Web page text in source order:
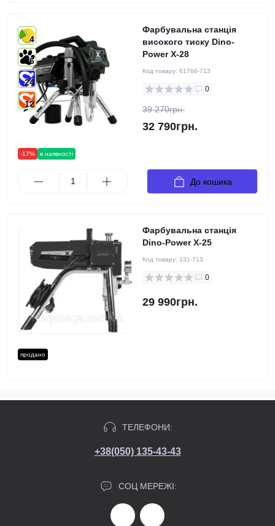
-17% в наявності
4
6
24
12
Фарбувальна станція
високого тиску Dino-
Power X-28
Код товару: 61766-713
0
39 270грн.
32 790грн.
До кошика
продано
Фарбувальна станція
Dino-Power X-25
Код товару: 131-713
0
29 990грн.
ТЕЛЕФОНИ:
+38(050) 135-43-43
СОЦ МЕРЕЖІ: